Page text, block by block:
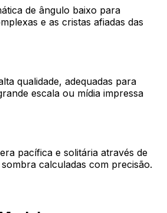
de ângulo baixo para
e as cristas afiadas das
qualidade, adequadas para
escala ou mídia impressa
pacífica e solitária através de
calculadas com precisão.